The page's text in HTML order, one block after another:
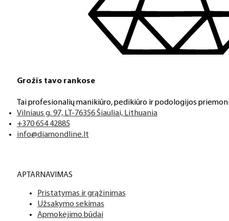
Grožis tavo rankose
Tai profesionalių manikiūro, pedikiūro ir podologijos
Vilniaus g. 97, LT-76356 Šiauliai, Lithuania
+370 654 42885
info@diamondline.lt
APTARNAVIMAS
Pristatymas ir grąžinimas
Užsakymo sekimas
Apmokėjimo būdai